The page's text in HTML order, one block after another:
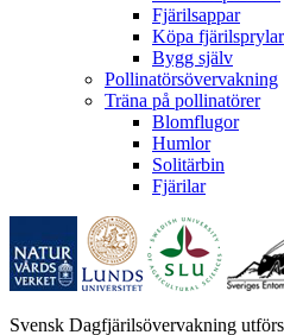
Fjärilsappar
Köpa fjärilsprylar
Bygg själv
Pollinatörsövervakning
Träna på pollinatörer
Blomflugor
Humlor
Solitärbin
Fjärilar
Svensk Dagfjärilsövervakning